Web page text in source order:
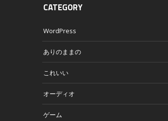
CATEGORY
WordPress
ありのままの
これいい
オーディオ
ゲーム